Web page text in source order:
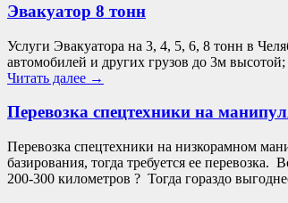
Эвакуатор 8 тонн
Услуги Эвакуатора на 3, 4, 5, 6, 8 тонн в
автомобилей и других грузов до 3м
Читать далее →
Перевозка спецтехники на
Перевозка спецтехники на низкорамном
базирования, тогда требуется ее
200-300 километров ? Тогда гораздо